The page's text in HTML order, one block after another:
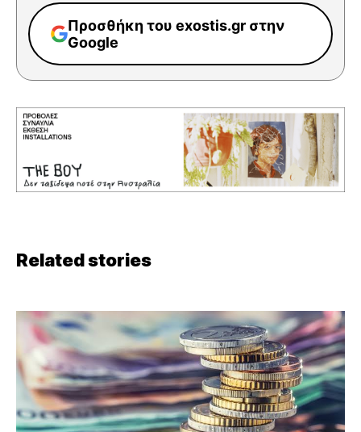
Προσθήκη του exostis.gr στην
Google
Related stories